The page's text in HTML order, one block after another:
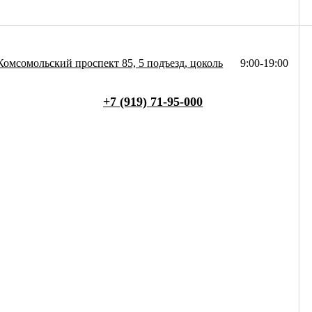
9:00-19:00
проспект 85, 5 подъезд, цоколь
+7 (919) 71-95-000